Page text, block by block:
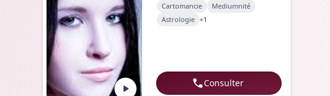
Cartomancie
Mediumnité
Astrologie +1
Consulter